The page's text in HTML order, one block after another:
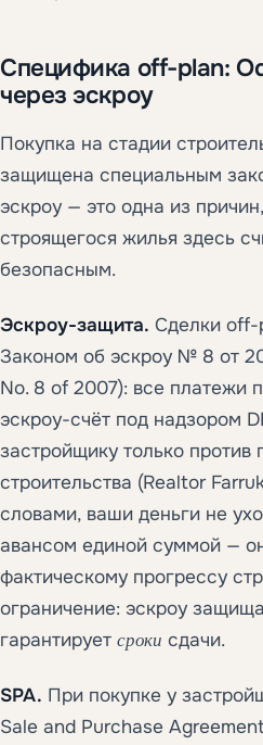
Специфика off-plan:
через эскроу
Покупка на стадии
защищена специальным
эскроу — это одна из
строящегося жилья здесь
безопасным.
Эскроу-защита. Сделки off-
Законом об эскроу № 8 от
No. 8 of 2007): все платежи
эскроу-счёт под надзором
застройщику только против
строительства (Realtor
словами, ваши деньги не
авансом единой суммой —
фактическому прогрессу
ограничение: эскроу
гарантирует сроки сдачи.
SPA. При покупке у
Sale and Purchase